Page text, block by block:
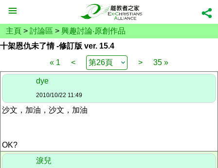
主頁 > 討論區 > 興趣討論‧原創作品
十架恩仇未了情 -修訂版 ver. 15.4
« 1
< > 35 »
dye
2010/10/22 11:49
沙文，加油，沙文，加油
OK?
淚兒